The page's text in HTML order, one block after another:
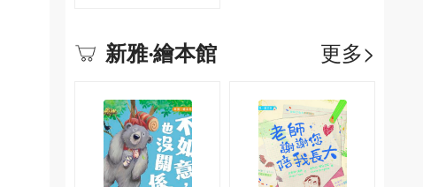
新雅‧繪本館 更多>